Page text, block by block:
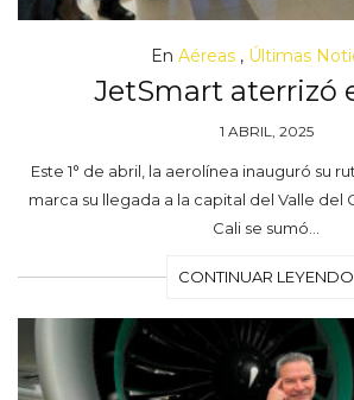
En Aéreas, Últimas
JetSmart aterrizó
1 ABRIL, 2025
Este 1° de abril, la aerolínea inauguró su
marca su llegada a la capital del Valle del
Cali se sumó…
CONTINUAR LEYENDO